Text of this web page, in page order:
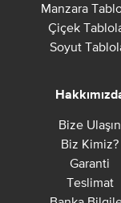
Manzara
Çiçek
Soyut
Bize Ulaşın
Biz Kimiz?
Garanti
Teslimat